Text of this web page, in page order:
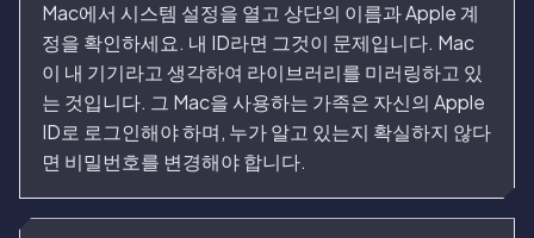
Mac에서 시스템 설정을 열고 상단의 이름과 Apple 계
정을 확인하세요. 내 ID라면 그것이 문제입니다. Mac
이 내 기기라고 생각하여 라이브러리를 미러링하고 있
는 것입니다. 그 Mac을 사용하는 가족은 자신의 Apple
ID로 로그인해야 하며, 누가 알고 있는지 확실하지 않다
면 비밀번호를 변경해야 합니다.